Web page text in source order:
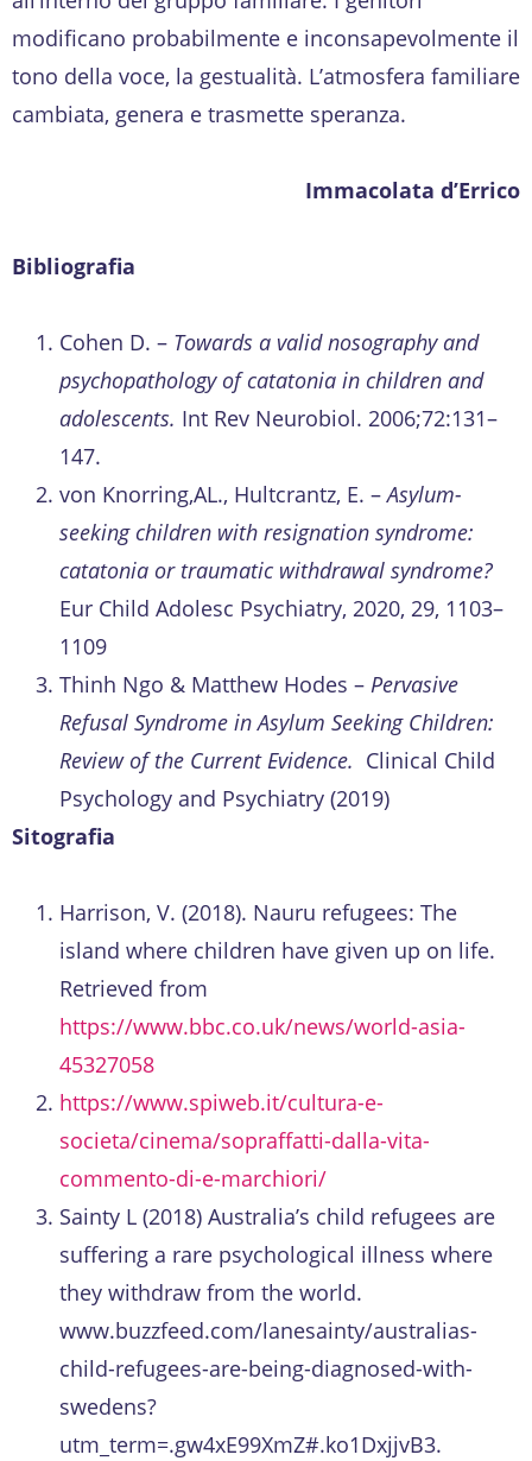
modificano probabilmente e inconsapevolmente il
tono della voce, la gestualità. L’atmosfera familiare
cambiata, genera e trasmette speranza.
Immacolata d’Errico
Bibliografia
Cohen D. – Towards a valid nosography and
psychopathology of catatonia in children and
adolescents. Int Rev Neurobiol. 2006;72:131–
147.
von Knorring,AL., Hultcrantz, E. –Asylum-
seeking children with resignation syndrome:
catatonia or traumatic withdrawal syndrome?
Eur Child Adolesc Psychiatry, 2020, 29, 1103–
1109
Thinh Ngo & Matthew Hodes – Pervasive
Refusal Syndrome in Asylum Seeking Children:
Review of the Current Evidence. Clinical Child
Psychology and Psychiatry (2019)
Sitografia
Harrison, V. (2018). Nauru refugees: The
island where children have given up on life.
Retrieved from
https://www.bbc.co.uk/news/world-asia-
45327058
https://www.spiweb.it/cultura-e-
societa/cinema/sopraffatti-dalla-vita-
commento-di-e-marchiori/
Sainty L (2018) Australia’s child refugees are
suffering a rare psychological illness where
they withdraw from the world.
www.buzzfeed.com/lanesainty/australias-
child-refugees-are-being-diagnosed-with-
swedens?
utm_term=.gw4xE99XmZ#.ko1DxjjvB3.